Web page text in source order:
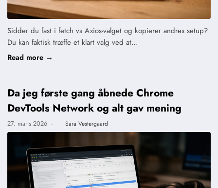
Sidder du fast i fetch vs Axios-valget og kopierer andres setup?
Du kan faktisk træffe et klart valg ved at…
Read more →
Da jeg første gang åbnede Chrome
DevTools Network og alt gav mening
27. marts 2026 · Sara Vestergaard